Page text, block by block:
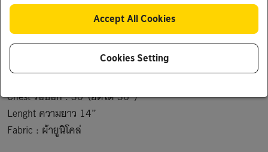
Accept All Cookies
Cookies Setting
สื้อครอปคอกลม ดีเทลชายบิดเอว งานชนช็อป ยอดฮิต คัทติ้ง
เนี๊ยบมาก ไม่ร้อนจ้า แมทซ์ได้ทุกลุค ใส่เที่ยวได้ลุคแซ่บๆ หรือใส่
อยู่บ้านได้หมดเลย เก๋สุดๆ รีบจัดเลยจ้าา
Chest รอบอก : 30”(ยืดได้ 36”)
Lenght ความยาว 14”
Fabric : ผ้ายูนิโคล่